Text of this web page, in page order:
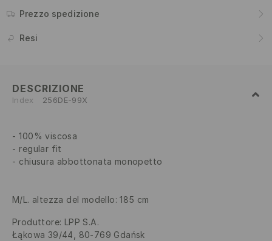
Prezzo spedizione
Resi
DESCRIZIONE
Index 256DE-99X
100% viscosa
regular fit
chiusura abbottonata monopetto
M/L. altezza del modello: 185 cm
Produttore: LPP S.A.
Łąkowa 39/44, 80-769 Gdańsk